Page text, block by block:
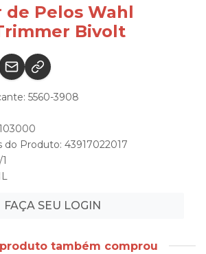
de Pelos Wahl
Bivolt
5560-3908
do Produto: 43917022017
FAÇA SEU LOGIN
também comprou